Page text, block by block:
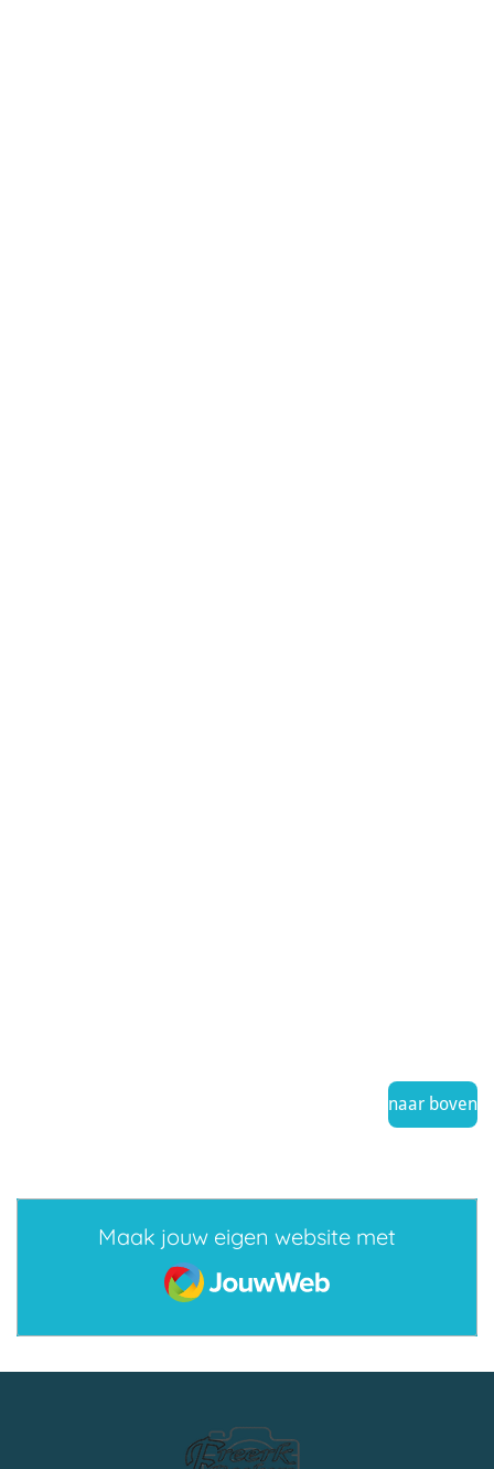
naar boven
Maak jouw eigen website met
JouwWeb